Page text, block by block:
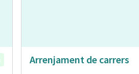
Arrenjament de carrers